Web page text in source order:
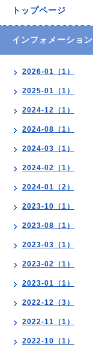
トップページ
インフォメーション
2026-01（1）
2025-01（1）
2024-12（1）
2024-08（1）
2024-03（1）
2024-02（1）
2024-01（2）
2023-10（1）
2023-08（1）
2023-03（1）
2023-02（1）
2023-01（1）
2022-12（3）
2022-11（1）
2022-10（1）